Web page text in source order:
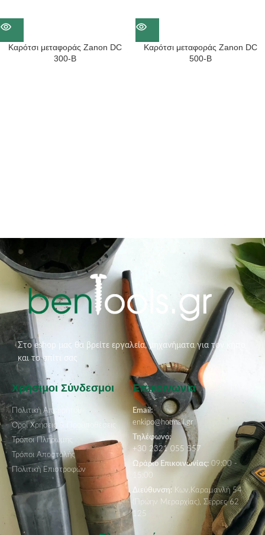
Καρότσι μεταφοράς Zanon DC
300-B
Καρότσι μεταφοράς Zanon DC
500-B
Στο eshop μας θα βρείτε εργαλεία, μηχανήματα για τον κήπο
και το σπίτι σας
Χρήσιμοι Σύνδεσμοι
Πολιτική Απορρήτου
Όροι Χρήσεις & Προϋποθέσεις
Τρόποι Πληρωμής
Τρόποι Αποστολής
Πολιτική Επιστροφών
Επικοινωνία
Email:
enkipo@hotmail.gr
Τηλέφωνο:
+30 2321 055 557
Ωράριο Επικοινωνίας: 09:00 -
15:00
Διεύθυνση: Κων.Καραμανλή 54
(Πρώην Μεραρχίας), Σέρρες 62
125